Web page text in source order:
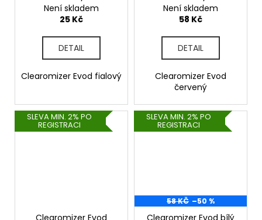
Není skladem
25 Kč
DETAIL
Clearomizer Evod fialový
Není skladem
58 Kč
DETAIL
Clearomizer Evod
červený
SLEVA MIN. 2% PO
REGISTRACI
SLEVA MIN. 2% PO
REGISTRACI
58 KČ –50 %